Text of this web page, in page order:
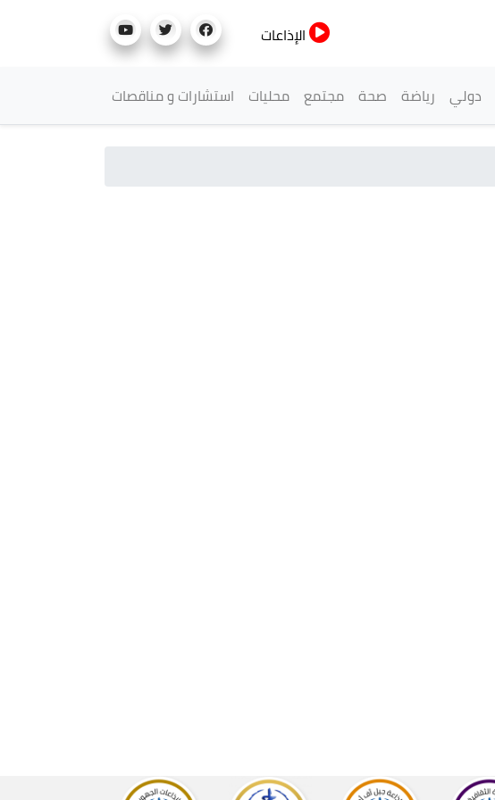
الإذاعات
دولي رياضة صحة مجتمع محليات استشارات و مناقصات